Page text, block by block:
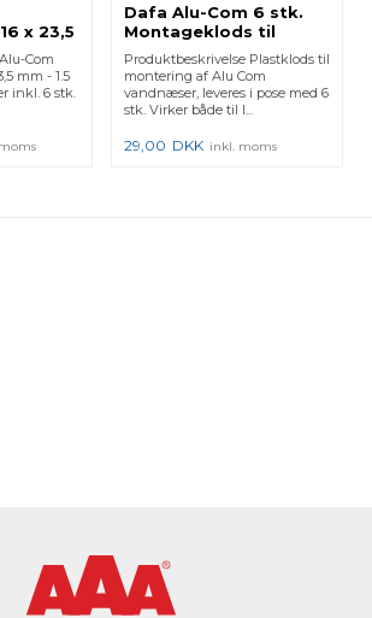
x 23,5
- Sort
Com
mm - 1.5
inkl. 6 stk.
Dafa Alu-Com 6 stk.
Montageklods til
16x23,5 16x30 16x36
Produktbeskrivelse Plastklods til
montering af Alu Com
vandnæser, leveres i pose med 6
stk. Virker både til l...
29,00 DKK inkl. moms